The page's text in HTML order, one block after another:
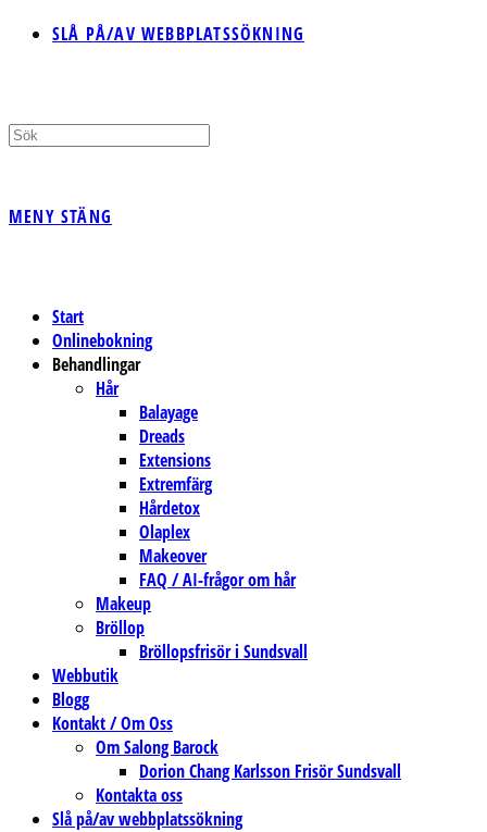
SLÅ PÅ/AV WEBBPLATSSÖKNING
MENY STÄNG
Start
Onlinebokning
Behandlingar
Hår
Balayage
Dreads
Extensions
Extremfärg
Hårdetox
Olaplex
Makeover
FAQ / AI-frågor om hår
Makeup
Bröllop
Bröllopsfrisör i Sundsvall
Webbutik
Blogg
Kontakt / Om Oss
Om Salong Barock
Dorion Chang Karlsson Frisör Sundsvall
Kontakta oss
Slå på/av webbplatssökning